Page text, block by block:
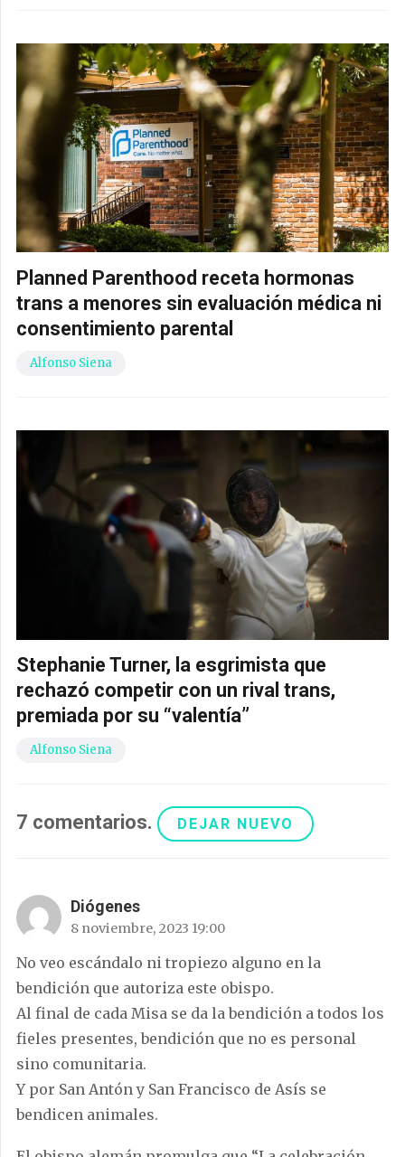
Planned Parenthood receta hormonas
trans a menores sin evaluación médica ni
consentimiento parental
Alfonso Siena
Stephanie Turner, la esgrimista que
rechazó competir con un rival trans,
premiada por su “valentía”
Alfonso Siena
7 comentarios. DEJAR NUEVO
Diógenes
8 noviembre, 2023 19:00
No veo escándalo ni tropiezo alguno en la
bendición que autoriza este obispo.
Al final de cada Misa se da la bendición a todos los
fieles presentes, bendición que no es personal
sino comunitaria.
Y por San Antón y San Francisco de Asís se
bendicen animales.